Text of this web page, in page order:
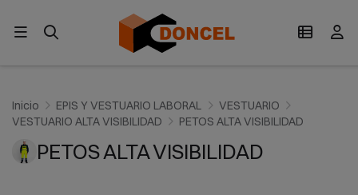
Inicio EPIS Y VESTUARIO LABORAL
VESTUARIO
VESTUARIO ALTA VISIBILIDAD
PETOS ALTA VISIBILIDAD
PETOS ALTA VISIBILIDAD